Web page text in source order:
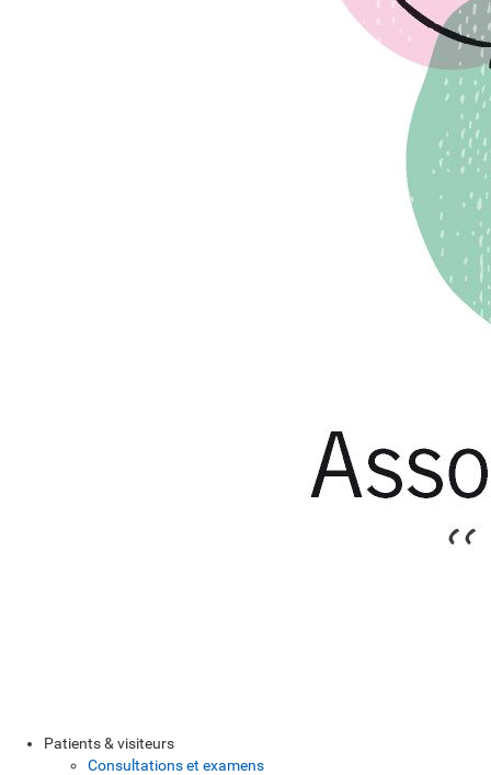
Patients & visiteurs
Consultations et examens